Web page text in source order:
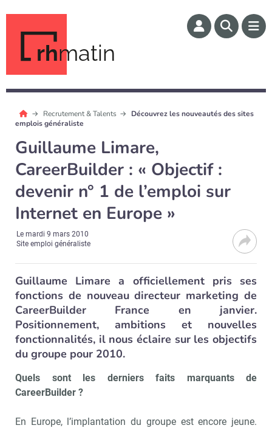
rhmatin
Recrutement & Talents
Découvrez les nouveautés des sites
emplois généraliste
Guillaume Limare,
CareerBuilder : « Objectif :
devenir n° 1 de l’emploi sur
Internet en Europe »
Lemardi 9 mars 2010
Site emploi généraliste
Guillaume Limare a officiellement pris ses
fonctions de nouveau directeur marketing de
CareerBuilder France en janvier.
Positionnement, ambitions et nouvelles
fonctionnalités, il nous éclaire sur les objectifs
du groupe pour 2010.
Quels sont les derniers faits marquants de
CareerBuilder ?
En Europe, l’implantation du groupe est encore jeune.